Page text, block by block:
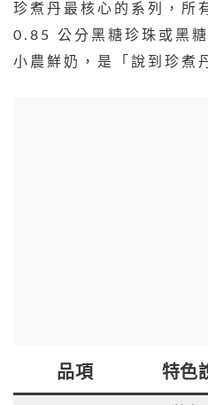
珍煮丹最核心的系列，所
0.85 公分黑糖珍珠或黑
小農鮮奶，是「說到珍煮
品項 特色